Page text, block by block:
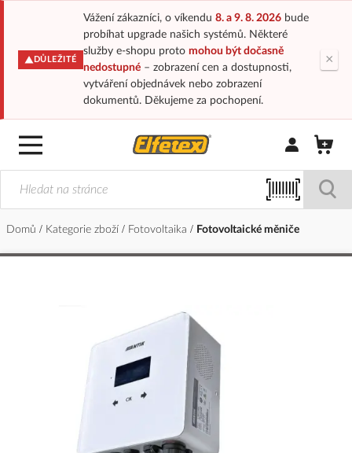
DŮLEŽITÉ
Vážení zákazníci, o víkendu 8. a 9. 8. 2026bude
probíhat upgrade našich systémů. Některé
služby e-shopu proto mohou být dočasně
nedostupné– zobrazení cen a dostupnosti,
vytváření objednávek nebo zobrazení
dokumentů. Děkujeme za pochopení.
×
Přihlásit/
Domů Kategorie zboží Fotovoltaika Fotovoltaické měniče